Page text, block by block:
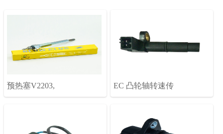
预热塞V2203, EC 凸轮轴转速传